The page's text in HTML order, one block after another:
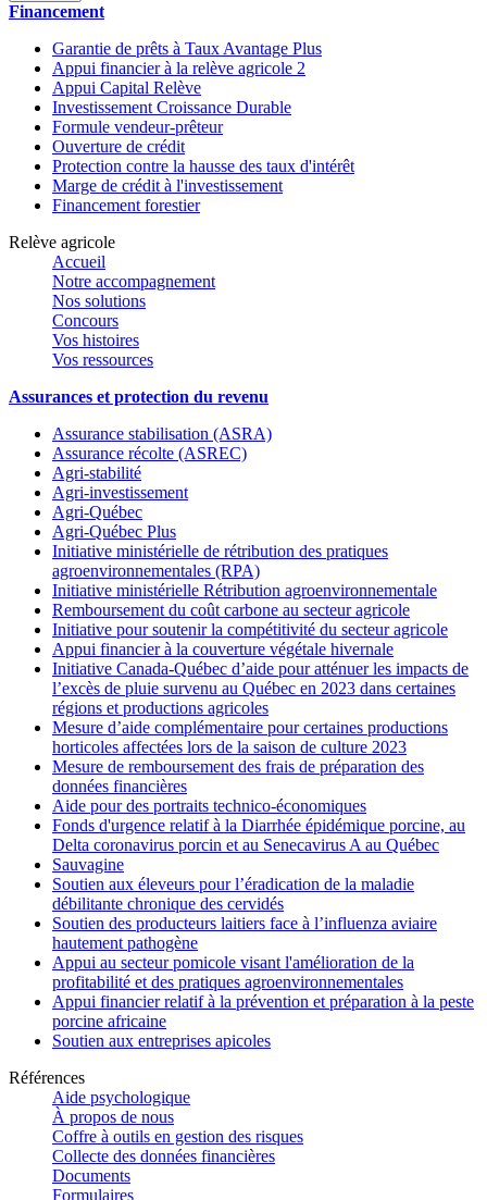
Financement
Garantie de prêts à Taux Avantage Plus
Appui financier à la relève agricole 2
Appui Capital Relève
Investissement Croissance Durable
Formule vendeur-prêteur
Ouverture de crédit
Protection contre la hausse des taux d'intérêt
Marge de crédit à l'investissement
Financement forestier
Relève agricole
Accueil
Notre accompagnement
Nos solutions
Concours
Vos histoires
Vos ressources
Assurances et protection du revenu
Assurance stabilisation (ASRA)
Assurance récolte (ASREC)
Agri-stabilité
Agri-investissement
Agri-Québec
Agri-Québec Plus
Initiative ministérielle de rétribution des pratiques
agroenvironnementales (RPA)
Initiative ministérielle Rétribution agroenvironnementale
Remboursement du coût carbone au secteur agricole
Initiative pour soutenir la compétitivité du secteur agricole
Appui financier à la couverture végétale hivernale
Initiative Canada-Québec d’aide pour atténuer les impacts de
l’excès de pluie survenu au Québec en 2023 dans certaines
régions et productions agricoles
Mesure d’aide complémentaire pour certaines productions
horticoles affectées lors de la saison de culture 2023
Mesure de remboursement des frais de préparation des
données financières
Aide pour des portraits technico-économiques
Fonds d'urgence relatif à la Diarrhée épidémique porcine, au
Delta coronavirus porcin et au Senecavirus A au Québec
Sauvagine
Soutien aux éleveurs pour l’éradication de la maladie
débilitante chronique des cervidés
Soutien des producteurs laitiers face à l’influenza aviaire
hautement pathogène
Appui au secteur pomicole visant l'amélioration de la
profitabilité et des pratiques agroenvironnementales
Appui financier relatif à la prévention et préparation à la peste
porcine africaine
Soutien aux entreprises apicoles
Références
Aide psychologique
À propos de nous
Coffre à outils en gestion des risques
Collecte des données financières
Documents
Formulaires